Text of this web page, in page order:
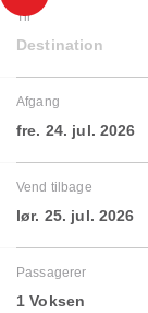
Til
Destination
Afgang
fre. 24. jul. 2026
Vend tilbage
lør. 25. jul. 2026
Passagerer
1 Voksen